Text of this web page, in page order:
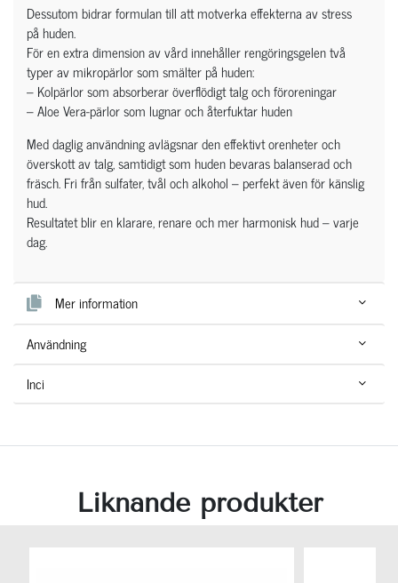
Dessutom bidrar formulan till att motverka effekterna av stress
på huden.
För en extra dimension av vård innehåller rengöringsgelen två
typer av mikropärlor som smälter på huden:
– Kolpärlor som absorberar överflödigt talg och föroreningar
– Aloe Vera-pärlor som lugnar och återfuktar huden
Med daglig användning avlägsnar den effektivt orenheter och
överskott av talg, samtidigt som huden bevaras balanserad och
fräsch. Fri från sulfater, tvål och alkohol – perfekt även för känslig
hud.
Resultatet blir en klarare, renare och mer harmonisk hud – varje
dag.
Mer information
Användning
Inci
Liknande produkter